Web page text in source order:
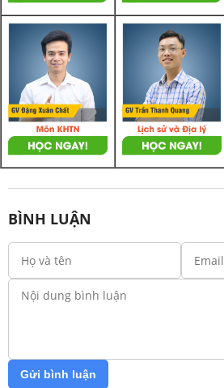
BÌNH LUẬN
Gửi bình luận